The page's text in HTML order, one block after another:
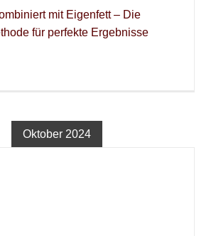
mit Eigenfett – Die
für perfekte Ergebnisse
Oktober 2024